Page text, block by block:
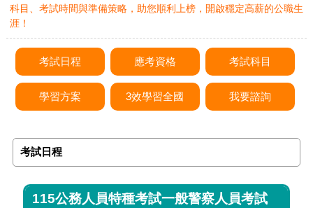
科目、考試時間與準備策略，助您順利上榜，開啟穩定高薪的公職生
涯！
考試日程 應考資格 考試科目
學習方案 3效學習全國 我要諮詢
考試日程
115公務人員特種考試一般警察人員考試